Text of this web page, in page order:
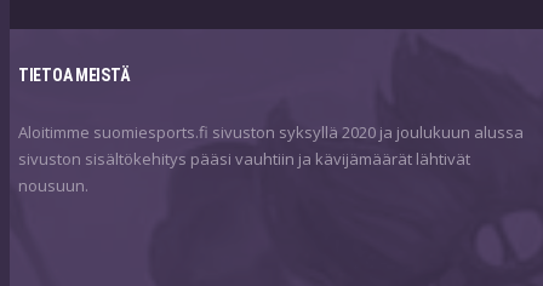
TIETOA MEISTÄ
Aloitimme suomiesports.fi sivuston syksyllä 2020 ja joulukuun alussa
sivuston sisältökehitys pääsi vauhtiin ja kävijämäärät lähtivät
nousuun.